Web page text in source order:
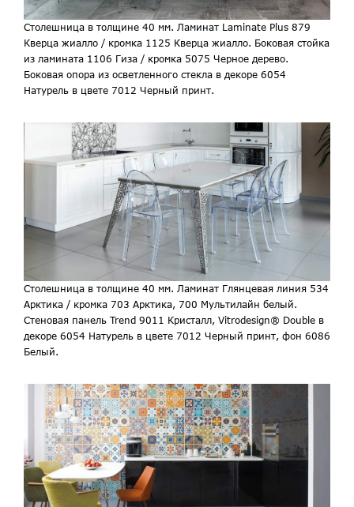
Столешница в толщине 40 мм. Ламинат Laminate Plus 879
Кверца жиалло / кромка 1125 Кверца жиалло. Боковая стойка
из ламината 1106 Гиза / кромка 5075 Черное дерево.
Боковая опора из осветленного стекла в декоре 6054
Натурель в цвете 7012 Черный принт.
Столешница в толщине 40 мм. Ламинат Глянцевая линия 534
Арктика / кромка 703 Арктика, 700 Мультилайн белый.
Стеновая панель Trend 9011 Кристалл, Vitrodesign® Double в
декоре 6054 Натурель в цвете 7012 Черный принт, фон 6086
Белый.